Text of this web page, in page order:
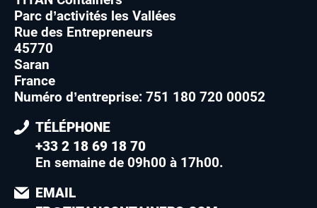
Parc d’activités les Vallées
Rue des Entrepreneurs
45770
Saran
France
Numéro d’entreprise: 751 180 720 00052
TÉLÉPHONE
+33 2 18 69 18 70
En semaine de 09h00 à 17h00.
EMAIL